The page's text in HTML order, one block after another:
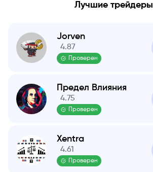
Лучшие трейдеры
Jorven
4.87
Проверен
Предел Влияния
4.75
Проверен
Xentra
4.61
Проверен